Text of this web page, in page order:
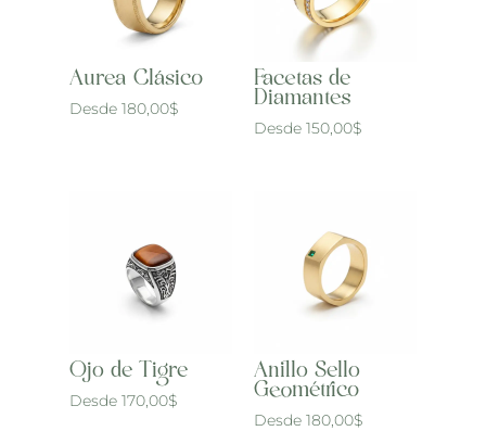
Aurea Clásico
Desde 180,00$
Facetas de
Diamantes
Desde 150,00$
Ojo de Tigre
Desde 170,00$
Anillo Sello
Geométrico
Desde 180,00$